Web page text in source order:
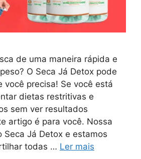
de uma maneira rápida e
O Seca Já Detox pode
você precisa! Se você está
dietas restritivas e
sem ver resultados
artigo é para você. Nossa
Seca Já Detox e estamos
todas … Ler mais